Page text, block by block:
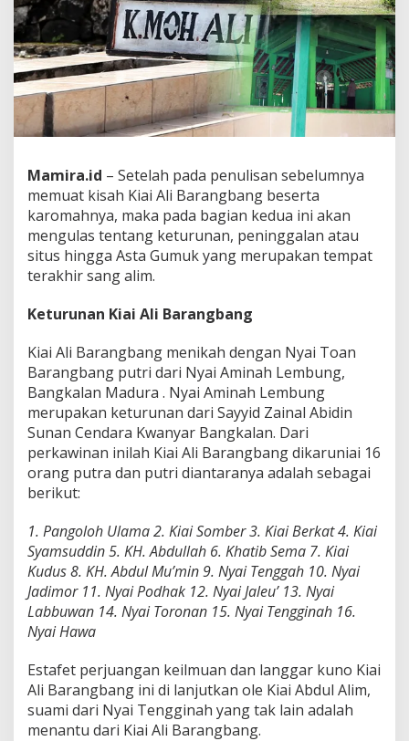
u
d
a
r
i
T
a
n
a
B
a
r
a
n
g
b
a
g
B
a
i
a
n
I
I
)
Mamira.id – Setelah pada penulisan sebelumnya
memuat kisah Kiai Ali Barangbang beserta
karomahnya, maka pada bagian kedua ini akan
mengulas tentang keturunan, peninggalan atau
situs hingga Asta Gumuk yang merupakan tempat
terakhir sang alim.
Keturunan Kiai Ali Barangbang
Kiai Ali Barangbang menikah dengan Nyai Toan
Barangbang putri dari Nyai Aminah Lembung,
Bangkalan Madura . Nyai Aminah Lembung
merupakan keturunan dari Sayyid Zainal Abidin
Sunan Cendara Kwanyar Bangkalan. Dari
perkawinan inilah Kiai Ali Barangbang dikaruniai 16
orang putra dan putri diantaranya adalah sebagai
berikut:
1. Pangoloh Ulama 2. Kiai Somber 3. Kiai Berkat 4. Kiai
Syamsuddin 5. KH. Abdullah 6. Khatib Sema 7. Kiai
Kudus 8. KH. Abdul Mu’min 9. Nyai Tenggah 10. Nyai
Jadimor 11. Nyai Podhak 12. Nyai Jaleu’ 13. Nyai
Labbuwan 14. Nyai Toronan 15. Nyai Tengginah 16.
Nyai Hawa
Estafet perjuangan keilmuan dan langgar kuno Kiai
Ali Barangbang ini di lanjutkan ole Kiai Abdul Alim,
suami dari Nyai Tengginah yang tak lain adalah
menantu dari Kiai Ali Barangbang.